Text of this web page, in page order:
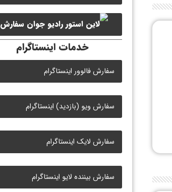
سفارش ممبر کانال سروش
لایک ویدیو آپارات
سفارش
لایک رادیو جوان
خدمات اینستاگرام
سفارش فالوور اینستاگرام
سفارش ویو (بازدید) اینستاگرام
سفارش لایک اینستاگرام
سفارش بیننده لایو اینستاگرام